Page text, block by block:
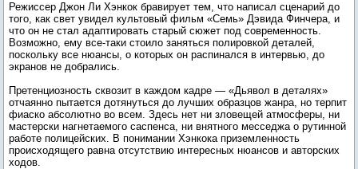
Режиссер Джон Ли Хэнкок бравирует тем, что написал сценарий до
того, как свет увидел культовый фильм «Семь» Дэвида Финчера, и
что он не стал адаптировать старый сюжет под современность.
Возможно, ему все-таки стоило заняться полировкой деталей,
поскольку все нюансы, о которых он распинался в интервью, до
экранов не добрались.
Претенциозность сквозит в каждом кадре — «Дьявол в деталях»
отчаянно пытается дотянуться до лучших образцов жанра, но терпит
фиаско абсолютно во всем. Здесь нет ни зловещей атмосферы, ни
мастерски нагнетаемого саспенса, ни внятного месседжа о рутинной
работе полицейских. В понимании Хэнкока приземленность
происходящего равна отсутствию интересных нюансов и авторских
ходов.